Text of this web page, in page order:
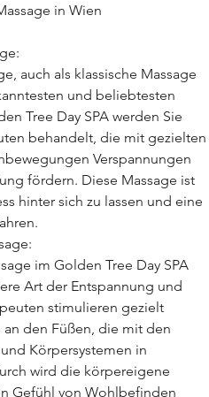
in Wien
auch als klassische Massage
und beliebtesten
Tree Day SPA werden Sie
behandelt, die mit gezielten
Verspannungen
fördern. Diese Massage ist
hinter sich zu lassen und eine
im Golden Tree Day SPA
Art der Entspannung und
stimulieren gezielt
den Füßen, die mit den
Körpersystemen in
wird die körpereigene
Gefühl von Wohlbefinden